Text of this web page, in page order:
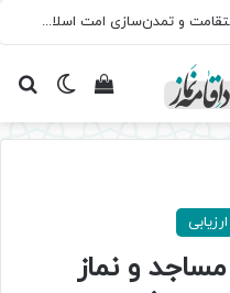
سروده‌ «اربعین»؛ روایت حماسه، استقامت و تمدن‌سازی امت اسلامی
تغییرمشاهده
و نماز